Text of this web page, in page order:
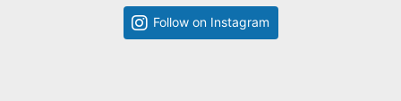
Follow on Instagram